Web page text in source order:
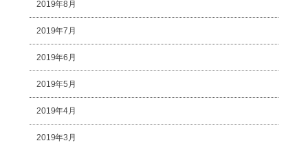
2019年8月
2019年7月
2019年6月
2019年5月
2019年4月
2019年3月